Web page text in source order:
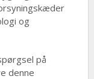
og
på
denne